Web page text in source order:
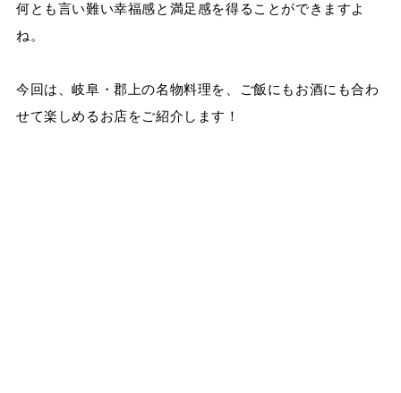
何とも言い難い幸福感と満足感を得ることができますよ
ね。
今回は、岐阜・郡上の名物料理を、ご飯にもお酒にも合わ
せて楽しめるお店をご紹介します！